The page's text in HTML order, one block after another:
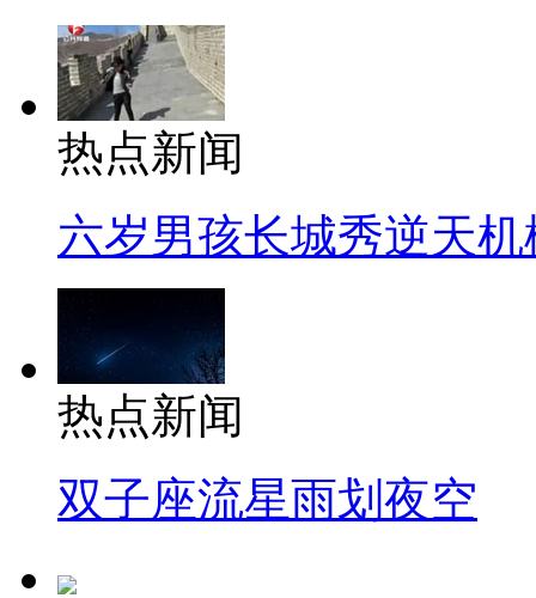
热点新闻
六岁男孩长城秀逆天机
热点新闻
双子座流星雨划夜空